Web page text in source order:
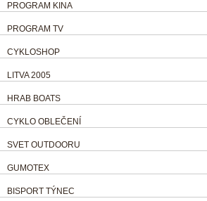
PROGRAM KINA
PROGRAM TV
CYKLOSHOP
LITVA 2005
HRAB BOATS
CYKLO OBLEČENÍ
SVET OUTDOORU
GUMOTEX
BISPORT TÝNEC